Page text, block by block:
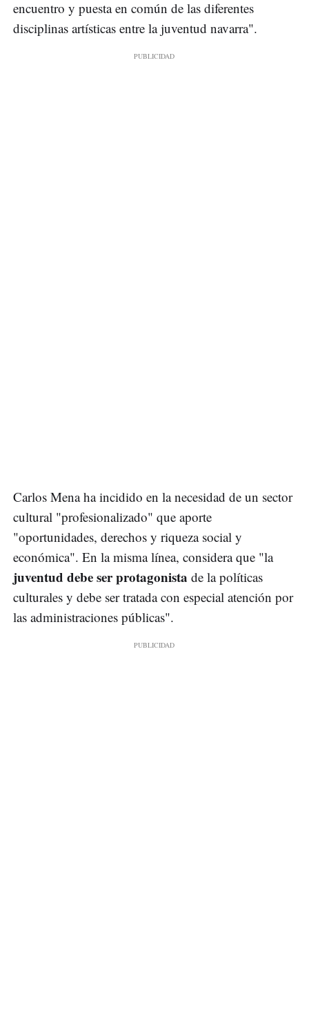
encuentro y puesta en común de las diferentes
disciplinas artísticas entre la juventud navarra".
Carlos Mena ha incidido en la necesidad de un sector
cultural "profesionalizado" que aporte
"oportunidades, derechos y riqueza social y
económica". En la misma línea, considera que "la
juventud debe ser protagonista de la políticas
culturales y debe ser tratada con especial atención por
las administraciones públicas".